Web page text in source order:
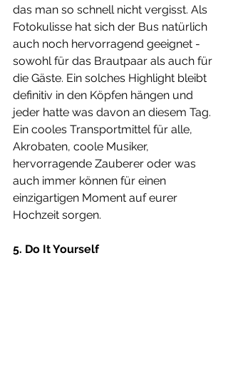
das man so schnell nicht vergisst. Als
Fotokulisse hat sich der Bus natürlich
auch noch hervorragend geeignet -
sowohl für das Brautpaar als auch für
die Gäste. Ein solches Highlight bleibt
definitiv in den Köpfen hängen und
jeder hatte was davon an diesem Tag.
Ein cooles Transportmittel für alle,
Akrobaten, coole Musiker,
hervorragende Zauberer oder was
auch immer können für einen
einzigartigen Moment auf eurer
Hochzeit sorgen.
5. Do It Yourself